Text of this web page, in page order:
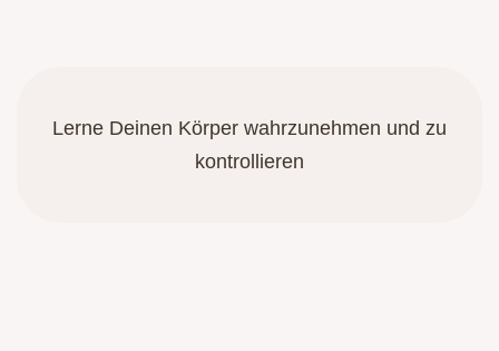
Lerne Deinen Körper wahrzunehmen und zu
kontrollieren